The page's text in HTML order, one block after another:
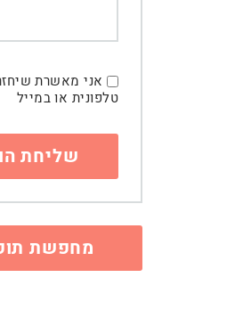
אני מאשרת
טלפונית או במייל
מחפשת